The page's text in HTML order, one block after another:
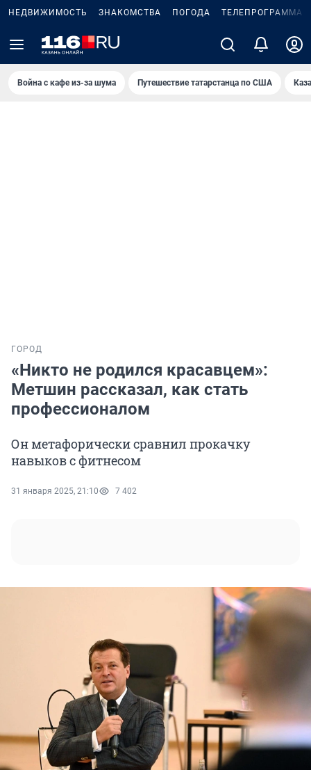
НЕДВИЖИМОСТЬ ЗНАКОМСТВА ПОГОДА ТЕЛЕПРОГРАММА
Война с кафе из-за шума Путешествие татарстанца по США
ГОРОД
«Никто не родился красавцем»:
Метшин рассказал, как стать
профессионалом
Он метафорически сравнил прокачку
навыков с фитнесом
31 января 2025, 21:10 7 402